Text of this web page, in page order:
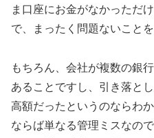
ま口座にお金がなかっただ
で、まったく問題ないことを
もちろん、会社が複数の銀
あることですし、引き落と
高額だったというのならわ
ならば単なる管理ミスなの